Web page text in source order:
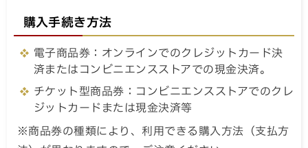
購入手続き方法
電子商品券：オンラインでのクレジットカード決
済またはコンビニエンスストアでの現金決済。
チケット型商品券：コンビニエンスストアでのクレ
ジットカードまたは現金決済等
※商品券の種類により、利用できる購入方法（支払方